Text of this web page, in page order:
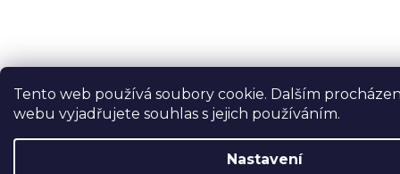
Tento web používá soubory cookie. Dalším
webu vyjadřujete souhlas s jejich používáním.
Nastavení